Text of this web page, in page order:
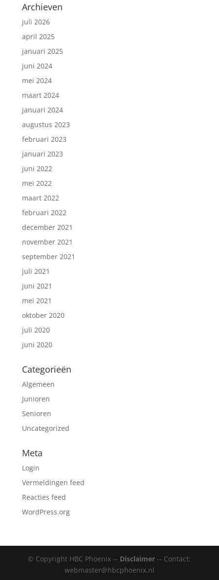
Archieven
juli 2026
april 2025
januari 2025
juni 2024
mei 2024
maart 2024
januari 2024
augustus 2023
februari 2023
januari 2023
juni 2022
mei 2022
maart 2022
februari 2022
december 2021
november 2021
september 2021
juli 2021
juni 2021
mei 2021
oktober 2020
juli 2020
juni 2020
Categorieën
Algemeen
Junioren
Senioren
Uncategorized
Meta
Login
Vermeldingen feed
Reacties feed
WordPress.org
© Copyright HBC Phoenix -- Disclaimer -- Contact:
webmaster@hbcphoenix.nl